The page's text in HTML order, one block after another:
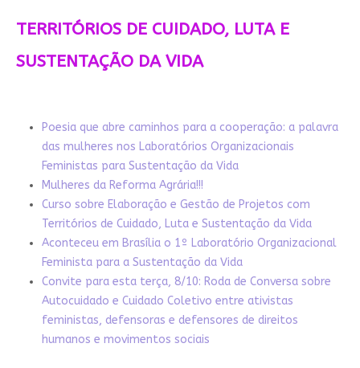
TERRITÓRIOS DE CUIDADO, LUTA E
SUSTENTAÇÃO DA VIDA
Poesia que abre caminhos para a cooperação: a palavra
das mulheres nos Laboratórios Organizacionais
Feministas para Sustentação da Vida
Mulheres da Reforma Agrária!!!
Curso sobre Elaboração e Gestão de Projetos com
Territórios de Cuidado, Luta e Sustentação da Vida
Aconteceu em Brasília o 1º Laboratório Organizacional
Feminista para a Sustentação da Vida
Convite para esta terça, 8/10: Roda de Conversa sobre
Autocuidado e Cuidado Coletivo entre ativistas
feministas, defensoras e defensores de direitos
humanos e movimentos sociais